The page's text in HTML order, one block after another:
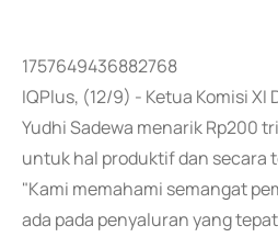
1757649436882768
IQPlus, (12/9) - Ketua Komisi
Yudhi Sadewa menarik Rp200
untuk hal produktif dan secara
"Kami memahami semangat
ada pada penyaluran yang